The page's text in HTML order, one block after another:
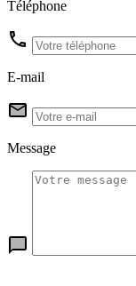
Téléphone
E-mail
Message